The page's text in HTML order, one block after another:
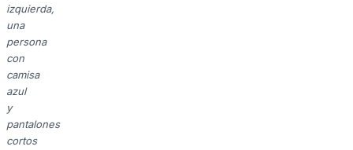
izquierda,
una
persona
con
camisa
azul
y
pantalones
cortos